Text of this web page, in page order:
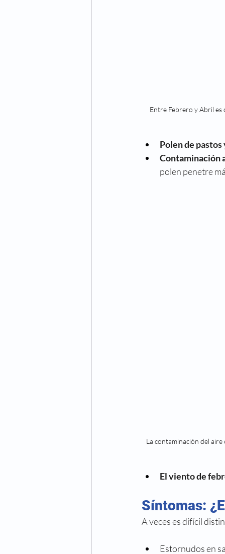
Entre Febrero y Abril es
Polen de pastos
Contaminación
polen penetre
La contaminación del
El viento de
Síntomas:
A veces es difícil
Estornudos en